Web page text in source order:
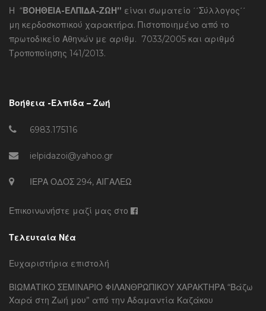
Η “ΒΟΗΘΕΙΑ-ΕΛΠΙΔΑ-ΖΩΗ” είναι σωματείο ΄΄Σύλλογος΄΄
μη κερδοσκοπικού χαρακτήρα. Πιστοποιημένο από το
πρωτοδικείο Αθηνών με αριθμ. 7033/2005 και αριθμό
Τροποποίησης 141/2013.
Βοήθεια -Ελπίδα – Ζωή
6983.175116
ielpidazoi@yahoo.gr
ΙΕΡΑ ΟΔΟΣ 294, ΑΙΓΑΛΕΩ
Επικοινωνήστε μαζί μας στο
Τελευταία Νέα
Ευχαριστήρια επιστολή
ΒΙΩΜΑΤΙΚΟ ΣΕΜΙΝΑΡΙΟ ΦΙΛΑΝΘΡΩΠΙΚΟΥ ΧΑΡΑΚΤΗΡΑ “Βάζω
Χαρά στη Ζωή μου” από την Αδαμαντία Καζάκου